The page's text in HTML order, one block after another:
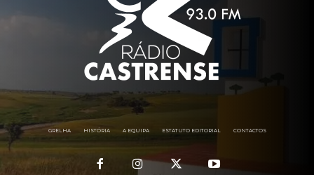
GRELHA HISTÓRIA A EQUIPA ESTATUTO EDITORIAL CONTACTOS